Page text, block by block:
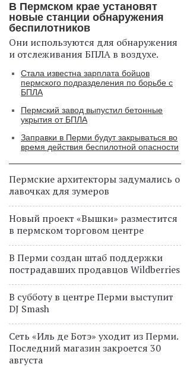
В Пермском крае установят
новые станции обнаружения
беспилотников
Они используются для обнаружения
и отслеживания БПЛА в воздухе.
Стала известна зарплата бойцов
пермского подразделения по борьбе с
БПЛА
Пермский завод выпустил бетонные
укрытия от БПЛА
Заправки в Перми будут закрываться во
время действия беспилотной опасности
Пермские архитекторы задумались о
лавочках для зумеров
Новый проект «Вышки» разместится
в пермском торговом центре
В Перми создан штаб поддержки
пострадавших продавцов Wildberries
В субботу в центре Перми выступит
DJ Smash
Сеть «Иль де Ботэ» уходит из Перми.
Последний магазин закроется 30
августа